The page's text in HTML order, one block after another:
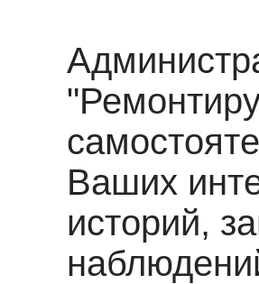
Ваших
историй,